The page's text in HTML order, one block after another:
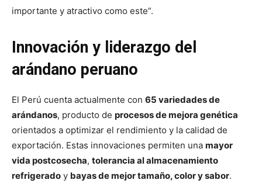
importante y atractivo como este”.
Innovación y liderazgo del
arándano peruano
El Perú cuenta actualmente con 65 variedades de
arándanos, producto de procesos de mejora genética
orientados a optimizar el rendimiento y la calidad de
exportación. Estas innovaciones permiten una mayor
vida postcosecha, tolerancia al almacenamiento
refrigerado y bayas de mejor tamaño, color y sabor.